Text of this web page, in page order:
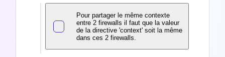
Pour partager le même contexte
entre 2 firewalls il faut que la valeur
de la directive 'context' soit la même
dans ces 2 firewalls.